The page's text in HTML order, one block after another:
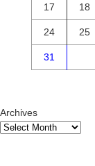
17 18
24 25
31
Archives